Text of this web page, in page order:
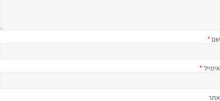
שם*
אימייל *
אתר